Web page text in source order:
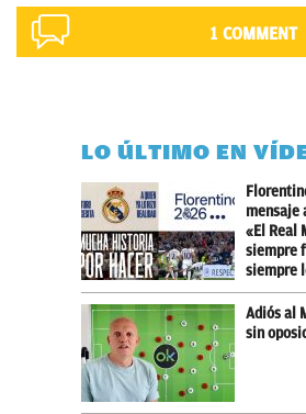
1 COMMENT
LO ÚLTIMO EN
mensaje
«El Real
siempre
siempre
Adiós al
sin